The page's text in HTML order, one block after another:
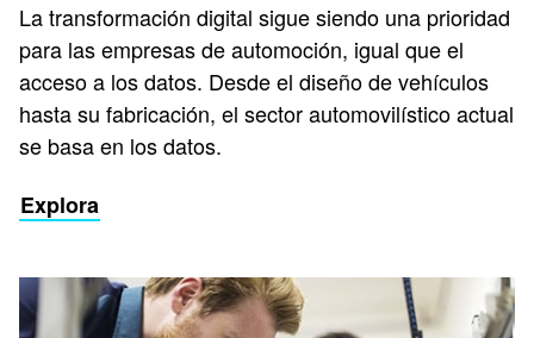
La transformación digital sigue siendo una prioridad
para las empresas de automoción, igual que el
acceso a los datos. Desde el diseño de vehículos
hasta su fabricación, el sector automovilístico actual
se basa en los datos.
Explora